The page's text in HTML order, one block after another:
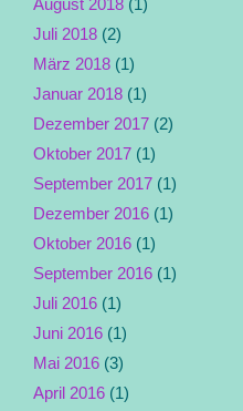
Juli 2018 (2)
März 2018 (1)
Januar 2018 (1)
Dezember 2017 (2)
Oktober 2017 (1)
September 2017 (1)
Dezember 2016 (1)
Oktober 2016 (1)
September 2016 (1)
Juli 2016 (1)
Juni 2016 (1)
Mai 2016 (3)
April 2016 (1)